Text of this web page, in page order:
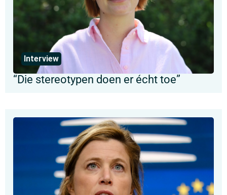
Interview
“Die stereotypen doen er écht toe”